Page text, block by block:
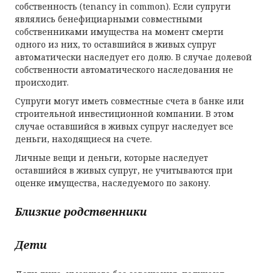
собственность (tenancy in common). Если супруги
являлись бенефициарными совместными
собственниками имущества на момент смерти
одного из них, то оставшийся в живых супруг
автоматически наследует его долю. В случае долевой
собственности автоматического наследования не
происходит.
Супруги могут иметь совместные счета в банке или
строительной инвестиционной компании. В этом
случае оставшийся в живых супруг наследует все
деньги, находящиеся на счете.
Личные вещи и деньги, которые наследует
оставшийся в живых супруг, не учитываются при
оценке имущества, наследуемого по закону.
Близкие родственники
Дети